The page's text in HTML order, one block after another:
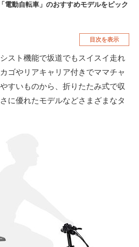
ページ
ンド
の未来
べる
電動自転車」のおすすめモデルをピック
目次を表示
スト機能で坂道でもスイスイ走れ
ゴやリアキャリア付きでママチャ
すいものから、折りたたみ式で収
に優れたモデルなどさまざまなタ